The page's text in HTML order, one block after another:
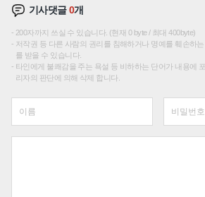
기사댓글0개
200자까지 쓰실 수 있습니다. (현재 0 byte / 최대 400byte)
저작권 등 다른 사람의 권리를 침해하거나 명예를 훼손하
를 받을 수 있습니다.
타인에게 불쾌감을 주는 욕설 등 비하하는 단어가 내용에
리자의 판단에 의해 삭제 합니다.